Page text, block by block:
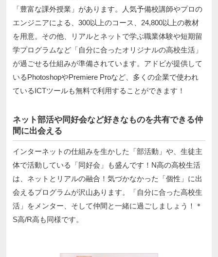
「豊富な課外授業」があります。人気予備校講師やプロの
エンジニアによる、300以上のコース、24,800以上の教材
を用意。その他、リアルとネットで学ぶ職業体験や短期留
学プログラムなど「自分に合ったオリジナルの高校生活」
が過ごせる仕組みが準備されています。アドビが提供して
いるPhotoshopやPremiere Proなど、多くの企業で使われ
ているICTツールも無料で利用することができます！
ネット部活や同好会など好きなものを共有できる仲
間に出会える
インターネットの仕組みを生かした「部活動」や、生徒主
体で活動している「同好会」も盛んです！N高の高校生活
は、ネットとリアルの融合！気づかなかった「個性」に出
会えるプログラムが沢山あります。「自分に合った高校生
活」をメンター、そして仲間と一緒に過ごしましょう！＊
S高/R高も同様です。